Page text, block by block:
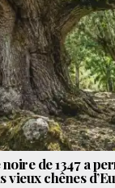
de 1347 a
vieux chênes